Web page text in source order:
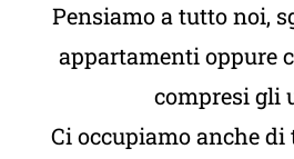
Pensiamo a tutto noi,
appartamenti oppure
compresi gli
Ci occupiamo anche